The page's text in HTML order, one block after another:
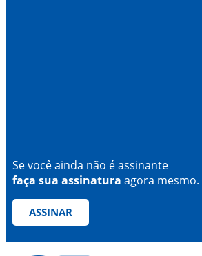
Se você ainda não é assinante
faça sua assinatura agora mesmo.
ASSINAR